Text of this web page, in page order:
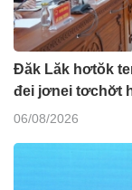
Đăk Lăk hơtŏk
đei jơnei tơchơ̆t
06/08/2026